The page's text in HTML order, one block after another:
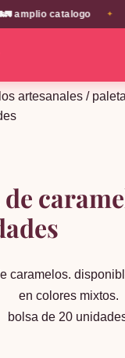
amplio catalogo
artesanales /
caramelos.
en colores mixtos.
bolsa de 20